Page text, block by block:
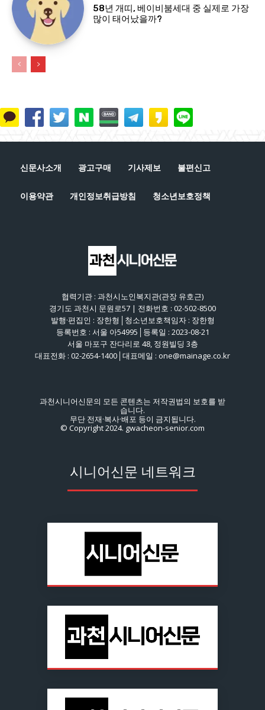
58년 개띠, 베이비붐세대 중 실제로 가장
많이 태어났을까?
신문사소개 광고구매 기사제보 불편신고
이용약관 개인정보취급방침 청소년보호정책
협력기관 : 과천시노인복지관(관장 유호근)
경기도 과천시 문원로57 | 전화번호 : 02-502-8500
발행·편집인 : 장한형│청소년보호책임자 : 장한형
등록번호 : 서울 아54995│등록일 : 2023-08-21
서울 마포구 잔다리로 48, 정원빌딩 3층
대표전화 : 02-2654-1400│대표메일 : one@mainage.co.kr
과천시니어신문의 모든 콘텐츠는 저작권법의 보호를 받
습니다.
무단 전재·복사·배포 등이 금지됩니다.
© Copyright 2024. gwacheon-senior.com
시니어신문 네트워크